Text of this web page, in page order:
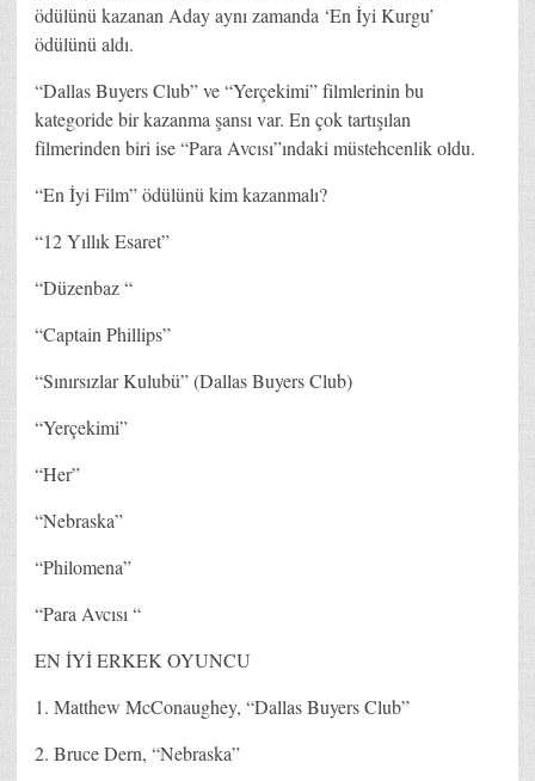
ödülünü kazanan Aday aynı zamanda ‘En İyi Kurgu’
ödülünü aldı.
“Dallas Buyers Club” ve “Yerçekimi” filmlerinin bu
kategoride bir kazanma şansı var. En çok tartışılan
filmerinden biri ise “Para Avcısı”ındaki müstehcenlik oldu.
“En İyi Film” ödülünü kim kazanmalı?
“12 Yıllık Esaret”
“Düzenbaz “
“Captain Phillips”
“Sınırsızlar Kulubü” (Dallas Buyers Club)
“Yerçekimi”
“Her”
“Nebraska”
“Philomena”
“Para Avcısı “
EN İYİ ERKEK OYUNCU
1. Matthew McConaughey, “Dallas Buyers Club”
2. Bruce Dern, “Nebraska”